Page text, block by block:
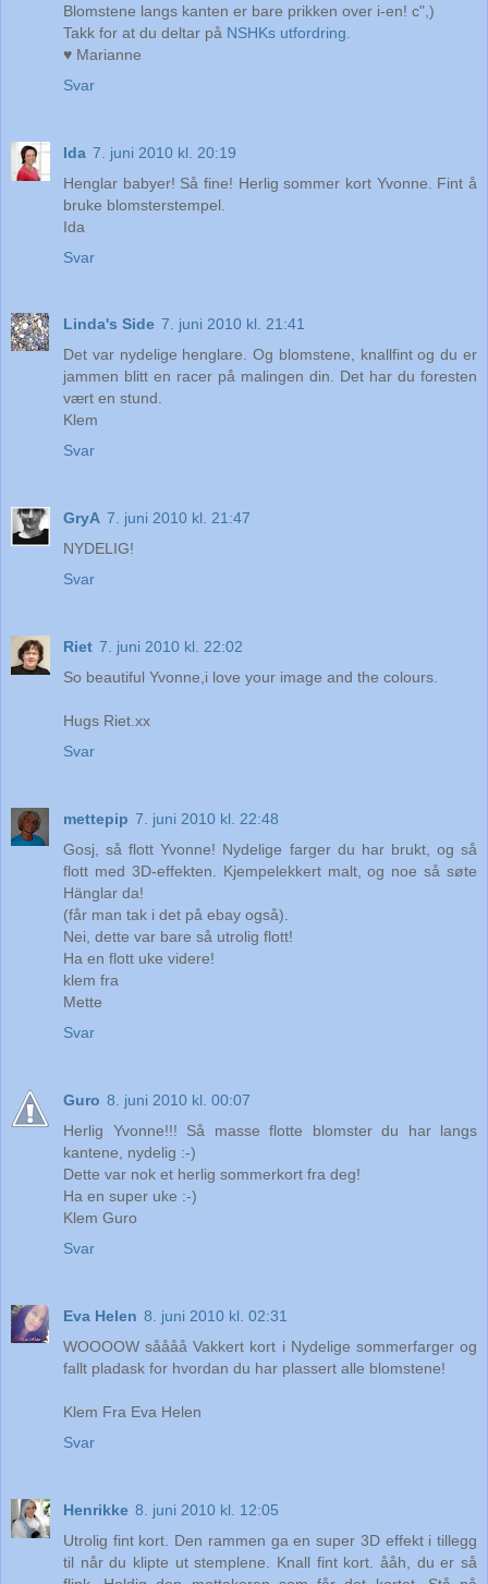
Blomstene langs kanten er bare prikken over i-en! c",)
Takk for at du deltar på NSHKs utfordring
♥ Marianne
Svar
Ida 7. juni 2010 kl. 20:19
Henglar babyer! Så fine! Herlig sommer kort Yvonne. Fint å
bruke blomsterstempel.
Ida
Svar
Linda's Side 7. juni 2010 kl. 21:41
Det var nydelige henglare. Og blomstene, knallfint og du er
jammen blitt en racer på malingen din. Det har du foresten
vært en stund.
Klem
Svar
GryA 7. juni 2010 kl. 21:47
NYDELIG!
Svar
Riet 7. juni 2010 kl. 22:02
So beautiful Yvonne,i love your image and the colours.
Hugs Riet.xx
Svar
mettepip 7. juni 2010 kl. 22:48
Gosj, så flott Yvonne! Nydelige farger du har brukt, og så
flott med 3D-effekten. Kjempelekkert malt, og noe så søte
Hänglar da!
(får man tak i det på ebay også).
Nei, dette var bare så utrolig flott!
Ha en flott uke videre!
klem fra
Mette
Svar
Guro 8. juni 2010 kl. 00:07
Herlig Yvonne!!! Så masse flotte blomster du har langs
kantene, nydelig :-)
Dette var nok et herlig sommerkort fra deg!
Ha en super uke :-)
Klem Guro
Svar
Eva Helen 8. juni 2010 kl. 02:31
WOOOOW såååå Vakkert kort i Nydelige sommerfarger og
fallt pladask for hvordan du har plassert alle blomstene!
Klem Fra Eva Helen
Svar
Henrikke 8. juni 2010 kl. 12:05
Utrolig fint kort. Den rammen ga en super 3D effekt i tillegg
til når du klipte ut stemplene. Knall fint kort. ååh, du er så